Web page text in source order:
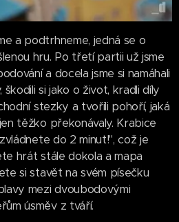
a podtrhneme, jedná se o
hru. Po třetí partii už jsme
a docela jsme si namáhali
si jako o život, kradli díly
stezky a tvořili pohoří, jaká
těžko překonávaly. Krabice
do 2 minut!", což je
hrát stále dokola a mapa
si stavět na svém písečku
mezi dvoubodovými
úsměv z tváří.